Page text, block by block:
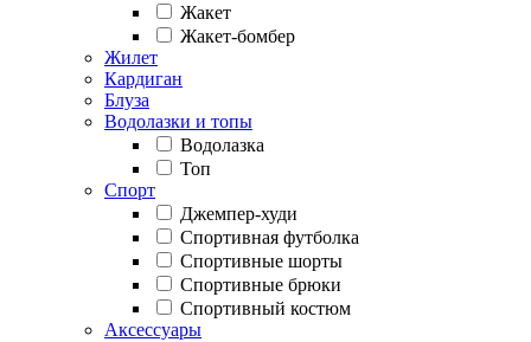
Жакет
Жакет-бомбер
Жилет
Кардиган
Блуза
Водолазки и топы
Водолазка
Топ
Спорт
Джемпер-худи
Спортивная футболка
Спортивные шорты
Спортивные брюки
Спортивный костюм
Аксессуары